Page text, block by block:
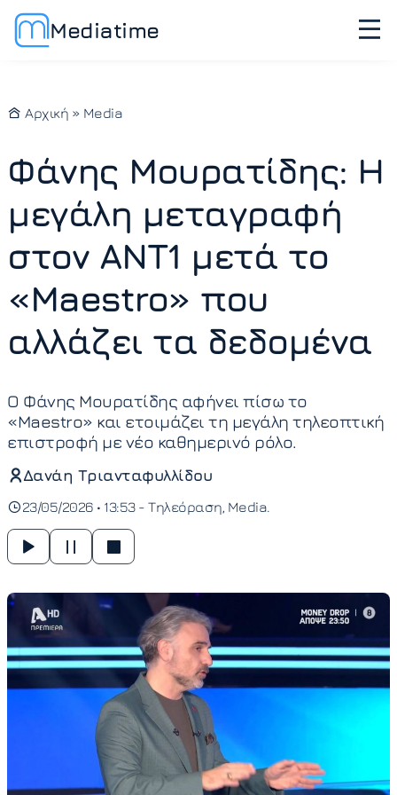
Mediatime
Αρχική » Media
Φάνης Μουρατίδης: Η
μεγάλη μεταγραφή
στον ΑΝΤ1 μετά το
«Maestro» που
αλλάζει τα δεδομένα
Ο Φάνης Μουρατίδης αφήνει πίσω το
«Maestro» και ετοιμάζει τη μεγάλη τηλεοπτική
επιστροφή με νέο καθημερινό ρόλο.
Δανάη Τριανταφυλλίδου
23/05/2026 • 13:53 - Τηλεόραση Media